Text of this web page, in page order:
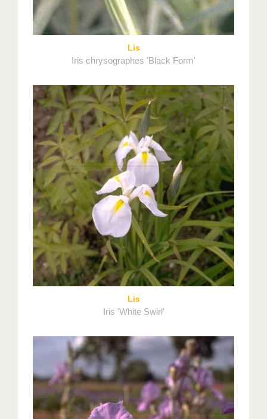
Lis
Iris chrysographes 'Black Form'
Lis
Iris 'White Swirl'